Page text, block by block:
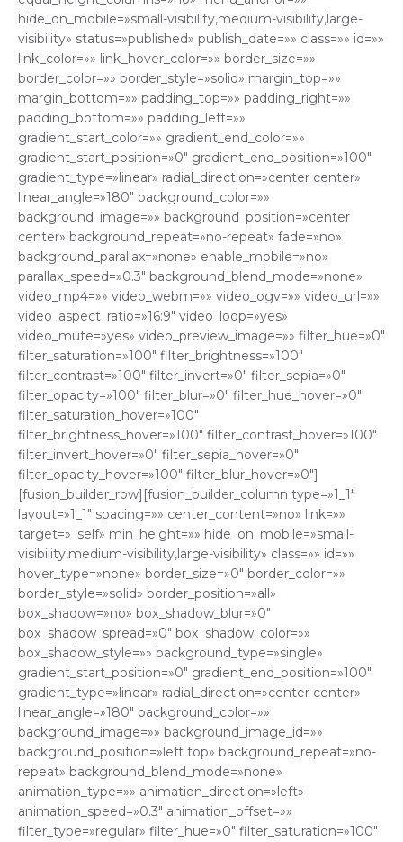
hide_on_mobile=»small-visibility,medium-visibility,large-
visibility» status=»published» publish_date=»» class=»» id=»»
link_color=»» link_hover_color=»» border_size=»»
border_color=»» border_style=»solid» margin_top=»»
margin_bottom=»» padding_top=»» padding_right=»»
padding_bottom=»» padding_left=»»
gradient_start_color=»» gradient_end_color=»»
gradient_start_position=»0″ gradient_end_position=»100″
gradient_type=»linear» radial_direction=»center center»
linear_angle=»180″ background_color=»»
background_image=»» background_position=»center
center» background_repeat=»no-repeat» fade=»no»
background_parallax=»none» enable_mobile=»no»
parallax_speed=»0.3″ background_blend_mode=»none»
video_mp4=»» video_webm=»» video_ogv=»» video_url=»»
video_aspect_ratio=»16:9″ video_loop=»yes»
video_mute=»yes» video_preview_image=»» filter_hue=»0″
filter_saturation=»100″ filter_brightness=»100″
filter_contrast=»100″ filter_invert=»0″ filter_sepia=»0″
filter_opacity=»100″ filter_blur=»0″ filter_hue_hover=»0″
filter_saturation_hover=»100″
filter_brightness_hover=»100″ filter_contrast_hover=»100″
filter_invert_hover=»0″ filter_sepia_hover=»0″
filter_opacity_hover=»100″ filter_blur_hover=»0″]
[fusion_builder_row][fusion_builder_column type=»1_1″
layout=»1_1″ spacing=»» center_content=»no» link=»»
target=»_self» min_height=»» hide_on_mobile=»small-
visibility,medium-visibility,large-visibility» class=»» id=»»
hover_type=»none» border_size=»0″ border_color=»»
border_style=»solid» border_position=»all»
box_shadow=»no» box_shadow_blur=»0″
box_shadow_spread=»0″ box_shadow_color=»»
box_shadow_style=»» background_type=»single»
gradient_start_position=»0″ gradient_end_position=»100″
gradient_type=»linear» radial_direction=»center center»
linear_angle=»180″ background_color=»»
background_image=»» background_image_id=»»
background_position=»left top» background_repeat=»no-
repeat» background_blend_mode=»none»
animation_type=»» animation_direction=»left»
animation_speed=»0.3″ animation_offset=»»
filter_type=»regular» filter_hue=»0″ filter_saturation=»100″